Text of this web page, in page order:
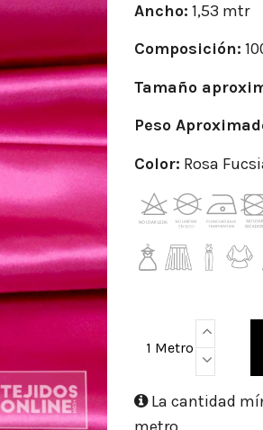
Ancho: 1,53 mtr
Composición:
Tamaño
Peso
Color: Rosa
1 Metro
La cantidad